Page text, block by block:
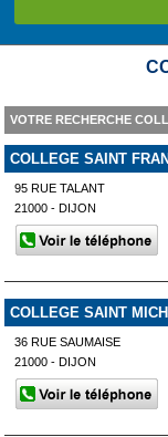
VOTRE RECHERCHE
COLLEGE SAINT
95 RUE TALANT
21000 - DIJON
COLLEGE SAINT
36 RUE SAUMAISE
21000 - DIJON